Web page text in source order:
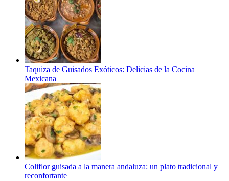
Taquiza de Guisados Exóticos: Delicias de la Cocina
Mexicana
Coliflor guisada a la manera andaluza: un plato tradicional y
reconfortante